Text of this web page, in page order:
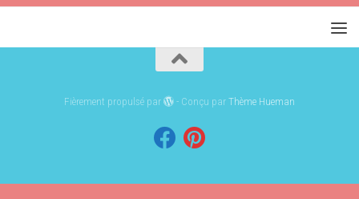
Fièrement propulsé par - Conçu parThème Hueman